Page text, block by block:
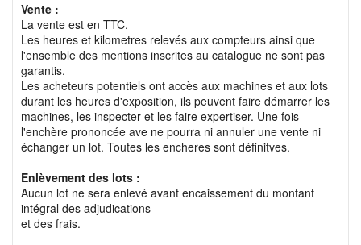
Vente :
La vente est en TTC.
Les heures et kilometres relevés aux compteurs ainsi que
l'ensemble des mentions inscrites au catalogue ne sont pas
garantis.
Les acheteurs potentiels ont accès aux machines et aux lots
durant les heures d'exposition, ils peuvent faire démarrer les
machines, les inspecter et les faire expertiser. Une fois
l'enchère prononcée ave ne pourra ni annuler une vente ni
échanger un lot. Toutes les encheres sont définitves.
Enlèvement des lots :
Aucun lot ne sera enlevé avant encaissement du montant
intégral des adjudications
et des frais.